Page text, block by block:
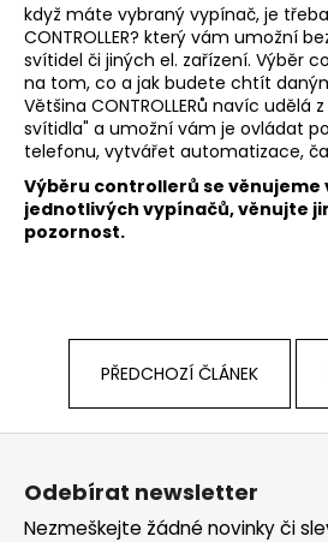
když máte vybraný vypínač, je
CONTROLLER? který vám umožní
svítidel či jiných el. zařízení. Výběr
na tom, co a jak budete chtít
Většina CONTROLLERů navíc
svítidla" a umožní vám je ovládat
telefonu, vytvářet automatizace,
Výběru controllerů se věnujeme
jednotlivých vypínačů, věnujte
pozornost.
PŘEDCHOZÍ ČLÁNEK
Z
Odebírat newsletter
Nezmeškejte žádné novinky či